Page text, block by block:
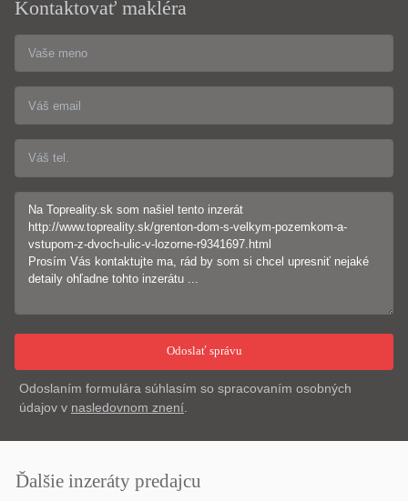
Kontaktovať makléra
Odoslaním formulára súhlasím so spracovaním osobných
údajov v nasledovnom znení
Ďalšie inzeráty predajcu